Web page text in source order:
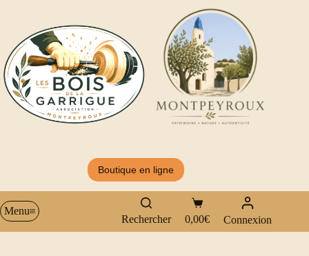
Boutique en ligne
Menu
Rechercher
Panier
d’achat
0,00€ Connexion